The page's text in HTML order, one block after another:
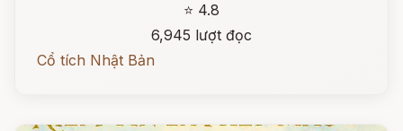
⭐ 4.8
6,945 lượt đọc
Cổ tích Nhật Bản